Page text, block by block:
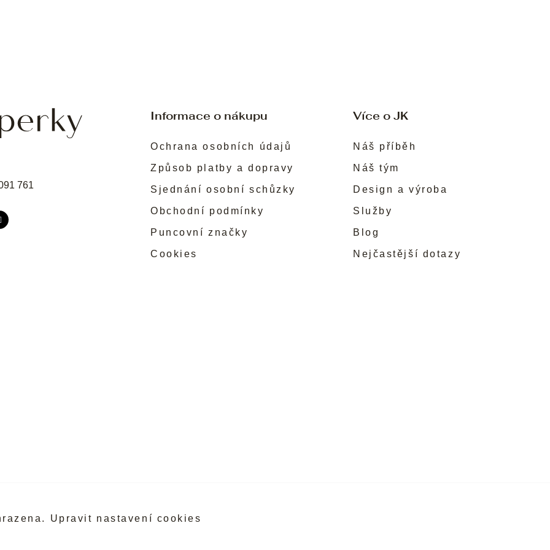
Informace o nákupu
Ochrana osobních údajů
Způsob platby a dopravy
Sjednání osobní schůzky
Obchodní podmínky
Puncovní značky
Cookies
Více o JK
Náš příběh
Náš tým
Design a výroba
Služby
Blog
Nejčastější dotazy
761
Upravit nastavení cookies